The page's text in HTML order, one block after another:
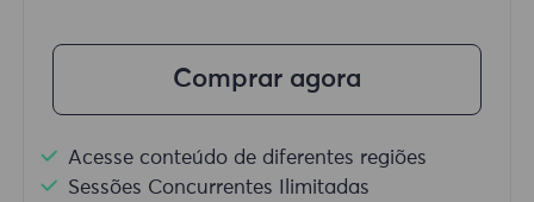
Comprar agora
Acesse conteúdo de diferentes regiões
Sessões Concurrentes Ilimitadas